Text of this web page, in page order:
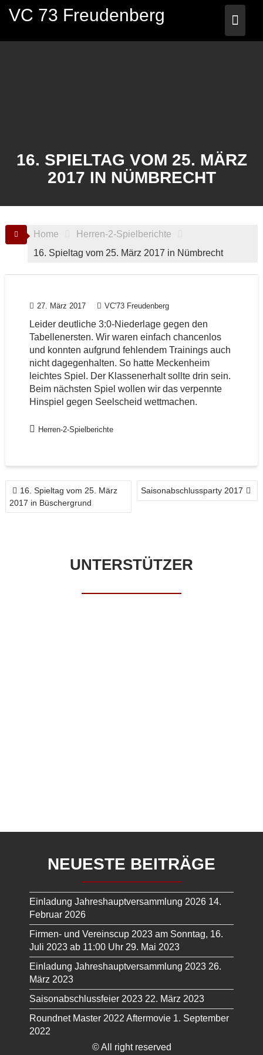
VC 73 Freudenberg
16. SPIELTAG VOM 25. MÄRZ
2017 IN NÜMBRECHT
Home
Herren-2-Spielberichte
16. Spieltag vom 25. März 2017 in Nümbrecht
27. März 2017 VC'73 Freudenberg
Leider deutliche 3:0-Niederlage gegen den
Tabellenersten. Wir waren einfach chancenlos
und konnten aufgrund fehlendem Trainings auch
nicht dagegenhalten. So hatte Meckenheim
leichtes Spiel. Der Klassenerhalt sollte drin sein.
Beim nächsten Spiel wollen wir das verpennte
Hinspiel gegen Seelscheid wettmachen.
Herren-2-Spielberichte
BEITRAGSNAVIGATION
16. Spieltag vom 25. März
2017 in Büschergrund
Saisonabschlussparty 2017
UNTERSTÜTZER
NEUESTE BEITRÄGE
Einladung Jahreshauptversammlung 2026 14.
Februar 2026
Firmen- und Vereinscup 2023 am Sonntag, 16.
Juli 2023 ab 11:00 Uhr 29. Mai 2023
Einladung Jahreshauptversammlung 2023 26.
März 2023
Saisonabschlussfeier 2023 22. März 2023
Roundnet Master 2022 Aftermovie 1. September
2022
© All right reserved